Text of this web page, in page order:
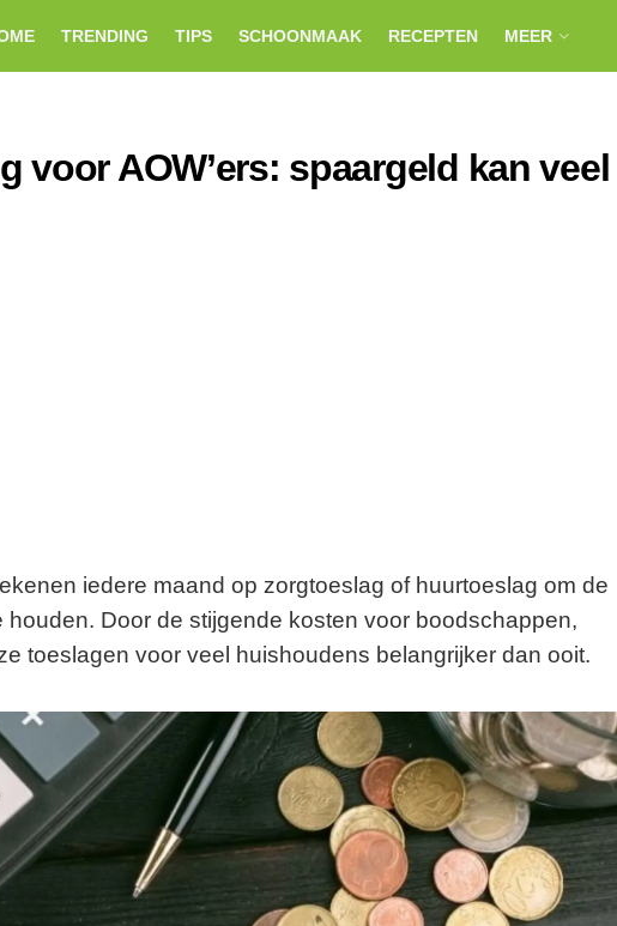
TRENDING TIPS SCHOONMAAK RECEPTEN MEER
voor AOW’ers: spaargeld kan veel
iedere maand op zorgtoeslag of huurtoeslag om de
houden. Door de stijgende kosten voor boodschappen,
toeslagen voor veel huishoudens belangrijker dan ooit.